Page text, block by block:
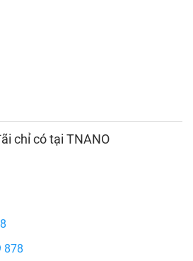
chỉ có tại TNANO
878